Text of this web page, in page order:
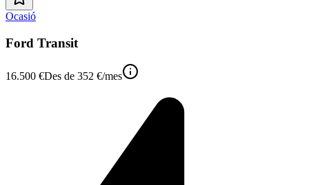
Ocasió
Ford Transit
16.500 €Des de 352 €/mes